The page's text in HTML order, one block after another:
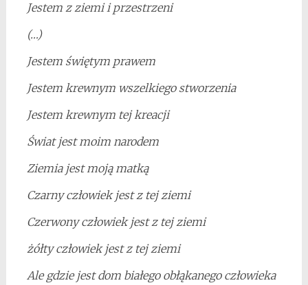
Jestem z ziemi i przestrzeni
(…)
Jestem świętym prawem
Jestem krewnym wszelkiego stworzenia
Jestem krewnym tej kreacji
Świat jest moim narodem
Ziemia jest moją matką
Czarny człowiek jest z tej ziemi
Czerwony człowiek jest z tej ziemi
żółty człowiek jest z tej ziemi
Ale gdzie jest dom białego obłąkanego człowieka